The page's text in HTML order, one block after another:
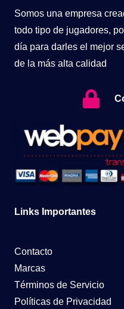
Somos una empresa
todo tipo de jugadores,
día para darles el mejor
de la más alta calidad
Links Importantes
Contacto
Marcas
Términos de Servicio
Políticas de Privacidad